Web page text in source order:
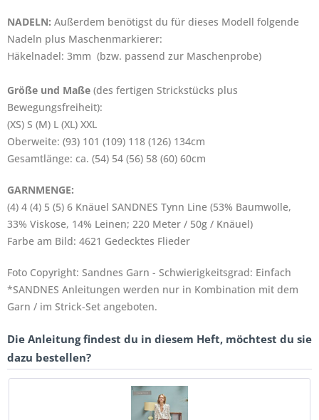
NADELN: Außerdem benötigst du für dieses Modell folgende
Nadeln plus Maschenmarkierer:
Häkelnadel: 3mm (bzw. passend zur Maschenprobe)
Größe und Maße (des fertigen Strickstücks plus
Bewegungsfreiheit):
(XS) S (M) L (XL) XXL
Oberweite: (93) 101 (109) 118 (126) 134cm
Gesamtlänge: ca. (54) 54 (56) 58 (60) 60cm
GARNMENGE:
(4) 4 (4) 5 (5) 6 Knäuel SANDNES Tynn Line (53% Baumwolle,
33% Viskose, 14% Leinen; 220 Meter / 50g / Knäuel)
Farbe am Bild: 4621 Gedecktes Flieder
Foto Copyright: Sandnes Garn - Schwierigkeitsgrad: Einfach
*SANDNES Anleitungen werden nur in Kombination mit dem
Garn / im Strick-Set angeboten.
Die Anleitung findest du in diesem Heft, möchtest du sie
dazu bestellen?